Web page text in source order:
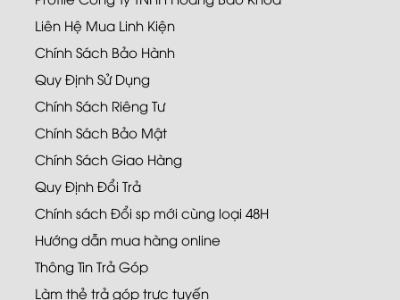
Liên Hệ Mua Linh Kiện
Chính Sách Bảo Hành
Quy Định Sử Dụng
Chính Sách Riêng Tư
Chính Sách Bảo Mật
Chính Sách Giao Hàng
Quy Định Đổi Trả
Chính sách Đổi sp mới cùng loại 48H
Hướng dẫn mua hàng online
Thông Tin Trả Góp
Làm thẻ trả góp trực tuyến